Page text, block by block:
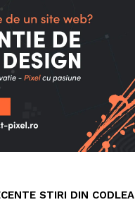
STIRI DIN CODLEA